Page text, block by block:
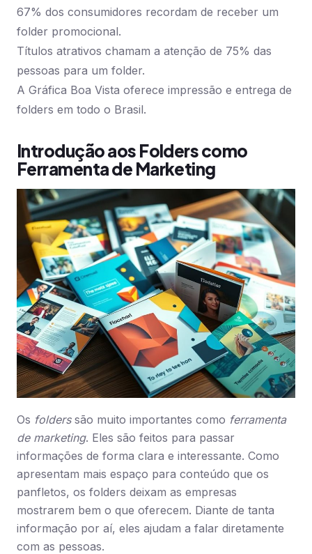
67% dos consumidores recordam de receber um
folder promocional.
Títulos atrativos chamam a atenção de 75% das
pessoas para um folder.
A Gráfica Boa Vista oferece impressão e entrega de
folders em todo o Brasil.
Introdução aos Folders como
Ferramenta de Marketing
Os folderssão muito importantes como ferramenta
de marketing. Eles são feitos para passar
informações de forma clara e interessante. Como
apresentam mais espaço para conteúdo que os
panfletos, os folders deixam as empresas
mostrarem bem o que oferecem. Diante de tanta
informação por aí, eles ajudam a falar diretamente
com as pessoas.